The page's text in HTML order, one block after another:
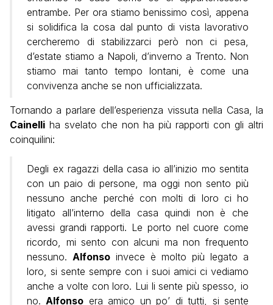
entrambe. Per ora stiamo benissimo così, appena
si solidifica la cosa dal punto di vista lavorativo
cercheremo di stabilizzarci però non ci pesa,
d’estate stiamo a Napoli, d’inverno a Trento. Non
stiamo mai tanto tempo lontani, è come una
convivenza anche se non ufficializzata.
Tornando a parlare dell’esperienza vissuta nella Casa, la
Cainelli ha svelato che non ha più rapporti con gli altri
coinquilini:
Degli ex ragazzi della casa io all’inizio mo sentita
con un paio di persone, ma oggi non sento più
nessuno anche perché con molti di loro ci ho
litigato all’interno della casa quindi non è che
avessi grandi rapporti. Le porto nel cuore come
ricordo, mi sento con alcuni ma non frequento
nessuno. Alfonso invece è molto più legato a
loro, si sente sempre con i suoi amici ci vediamo
anche a volte con loro. Lui li sente più spesso, io
no. Alfonso era amico un po’ di tutti, si sente